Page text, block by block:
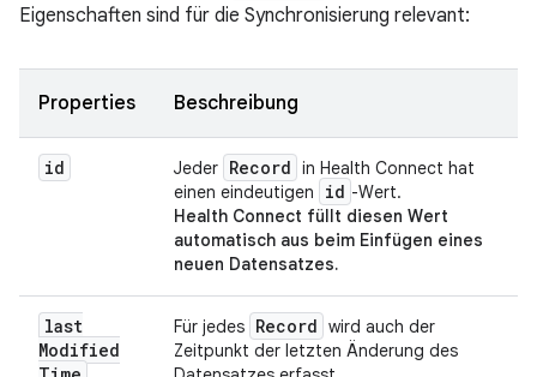
Eigenschaften sind für die Synchronisierung relevant:
Properties Beschreibung
id Jeder Record in Health Connect hat
einen eindeutigen
id -Wert.
Health Connect füllt diesen Wert
automatisch aus beim Einfügen eines
neuen Datensatzes.
last
Modified
Für jedes Record wird auch der
Zeitpunkt der letzten Änderung des